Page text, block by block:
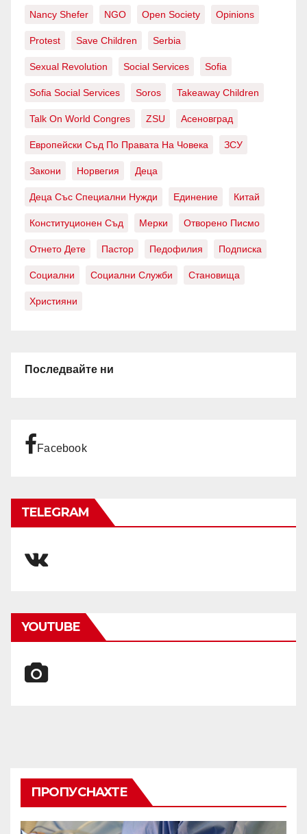
Nancy Shefer NGO Open Society Opinions
Protest Save Children Serbia
Sexual Revolution Social Services Sofia
Sofia Social Services Soros Takeaway Children
Talk On World Congres ZSU Асеновград
Европейски Съд По Правата На Човека ЗСУ
Закони Норвегия Деца
Деца Със Специални Нужди Единение Китай
Конституционен Съд Мерки Отворено Писмо
Отнето Дете Пастор Педофилия Подписка
Социални Социални Служби Становища
Християни
Последвайте ни
Facebook
TELEGRAM
YOUTUBE
ПРОПУСНАХТЕ